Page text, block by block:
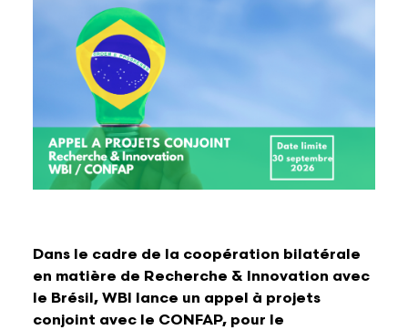
Dans le cadre de la coopération bilatérale
en matière de Recherche & Innovation avec
le Brésil, WBI lance un appel à projets
conjoint avec le CONFAP, pour le
Lettres et Livres
Musique
Humour
Enseignement, formation, stage et emploi
Recherche & innovation
Revue W+B
Les Belges Histoires